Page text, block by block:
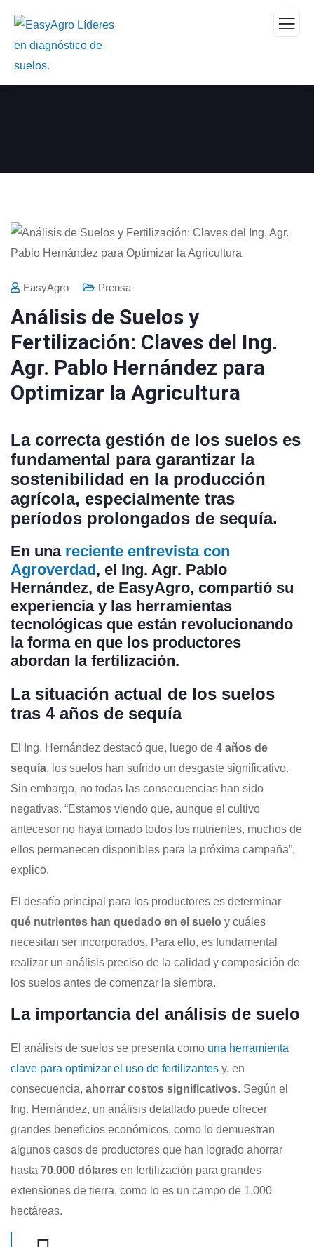
EasyAgro Prensa
Análisis de Suelos y
Fertilización: Claves del Ing.
Agr. Pablo Hernández para
Optimizar la Agricultura
La correcta gestión de los suelos es
fundamental para garantizar la
sostenibilidad en la producción
agrícola, especialmente tras
períodos prolongados de sequía.
En unareciente entrevista con
Agroverdad, el Ing. Agr. Pablo
Hernández, de EasyAgro, compartió su
experiencia y las herramientas
tecnológicas que están revolucionando
la forma en que los productores
abordan la fertilización.
La situación actual de los suelos
tras 4 años de sequía
El Ing. Hernández destacó que, luego de 4 años de
sequía, los suelos han sufrido un desgaste significativo.
Sin embargo, no todas las consecuencias han sido
negativas. “Estamos viendo que, aunque el cultivo
antecesor no haya tomado todos los nutrientes, muchos de
ellos permanecen disponibles para la próxima campaña”,
explicó.
El desafío principal para los productores es determinar
qué nutrientes han quedado en el suelo y cuáles
necesitan ser incorporados. Para ello, es fundamental
realizar un análisis preciso de la calidad y composición de
los suelos antes de comenzar la siembra.
La importancia del análisis de suelo
El análisis de suelos se presenta como una herramienta
clave para optimizar el uso de fertilizantes y, en
consecuencia, ahorrar costos significativos. Según el
Ing. Hernández, un análisis detallado puede ofrecer
grandes beneficios económicos, como lo demuestran
algunos casos de productores que han logrado ahorrar
hasta 70.000 dólares en fertilización para grandes
extensiones de tierra, como lo es un campo de 1.000
hectáreas.